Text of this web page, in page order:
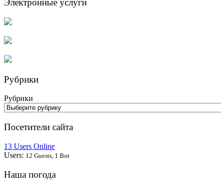
Электронные услуги
Рубрики
Рубрики
Посетители сайта
13 Users Online
Users: 12 Guests, 1 Bot
Наша погода